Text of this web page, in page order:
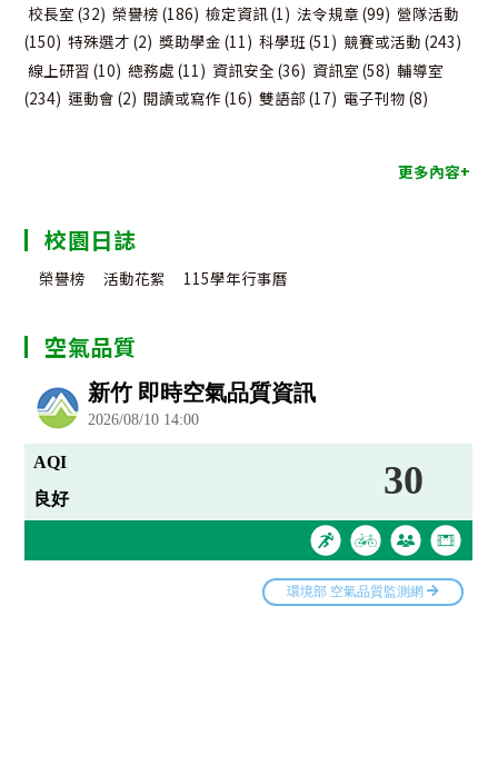
校長室 (32) 榮譽榜 (186) 檢定資訊(1) 法令規章 (99) 營隊活動
(150) 特殊選才 (2) 獎助學金 (11) 科學班(51) 競賽或活動 (243)
線上研習 (10) 總務處 (11) 資訊安全 (36) 資訊室 (58) 輔導室
(234) 運動會 (2) 閱讀或寫作 (16) 雙語部 (17) 電子刊物 (8)
更多內容+
校園日誌
榮譽榜 活動花絮 115學年行事曆
空氣品質